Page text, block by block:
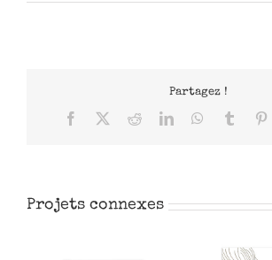
Partagez !
Facebook RedditLinkedInWhatsApp
Tumblr
Projets connexes